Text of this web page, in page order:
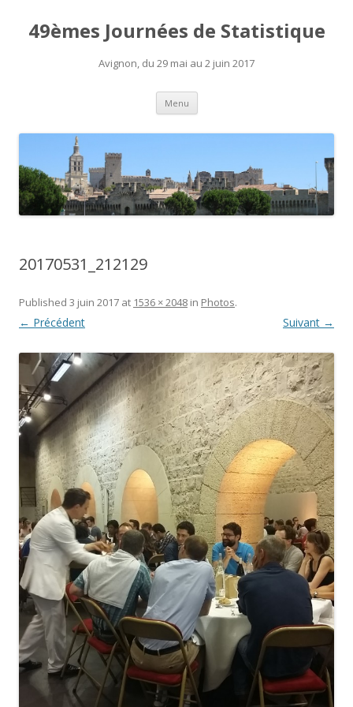
49èmes Journées de Statistique
Avignon, du 29 mai au 2 juin 2017
Menu Aller
contenu
20170531_212129
Published 3 juin 2017 at 1536 × 2048 in Photos.
← Précédent Suivant →